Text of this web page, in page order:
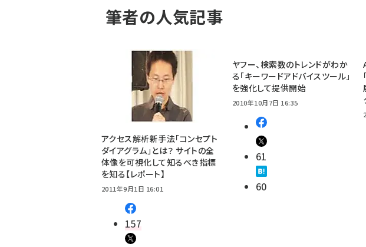
筆者の人気記事
アクセス解析新手法「コンセプト
ダイアグラム」とは？ サイトの全
体像を可視化して知るべき指標
を知る【レポート】
2011年9月1日 16:01
157
ヤフー、検索数のトレンドがわか
る「キーワードアドバイスツール」
を強化して提供開始
2010年10月7日 16:35
61
60